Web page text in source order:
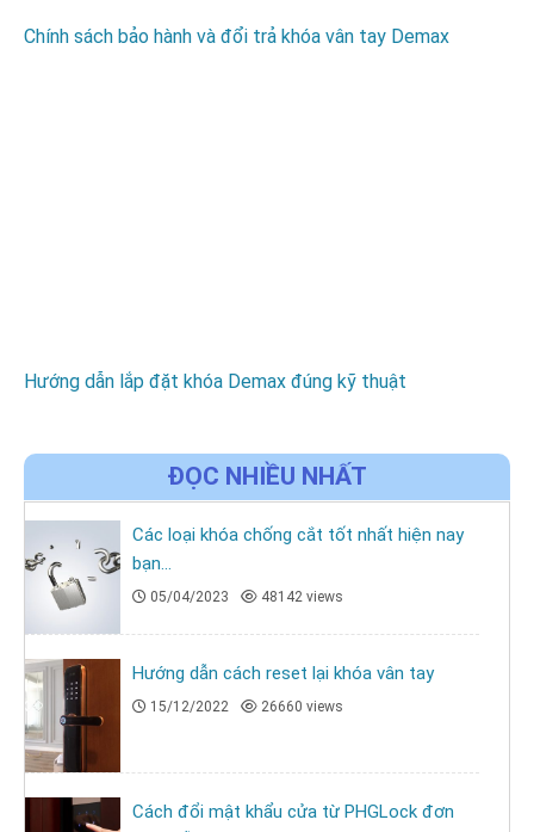
Chính sách bảo hành và đổi trả khóa vân tay Demax
Hướng dẫn lắp đặt khóa Demax đúng kỹ thuật
ĐỌC NHIỀU NHẤT
Các loại khóa chống cắt tốt nhất hiện nay
bạn...
05/04/2023 48142 views
Hướng dẫn cách reset lại khóa vân tay
15/12/2022 26660 views
Cách đổi mật khẩu cửa từ PHGLock đơn